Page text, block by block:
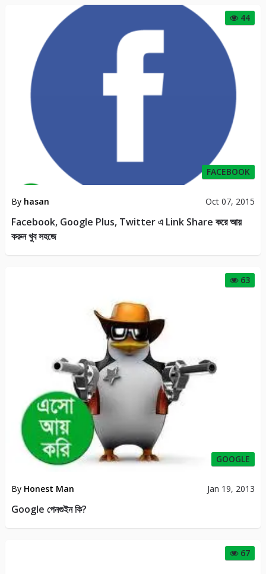
44
FACEBOOK
By hasan Oct 07, 2015
Facebook, Google Plus, Twitter এ Link Share করে আয়
করুন খুব সহজে
63
GOOGLE
By Honest Man Jan 19, 2013
Google পেনগুইন কি?
67